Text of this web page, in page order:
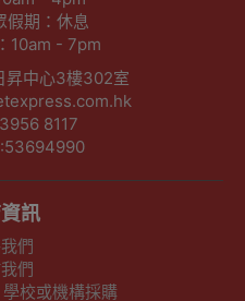
假期：休息
10am - 7pm
昇中心3樓302室
8117
訊
們
們
校或機構採購